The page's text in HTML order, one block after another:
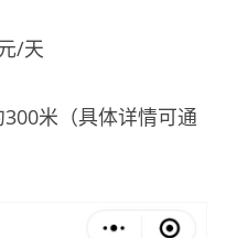
/天
米（具体详情可通